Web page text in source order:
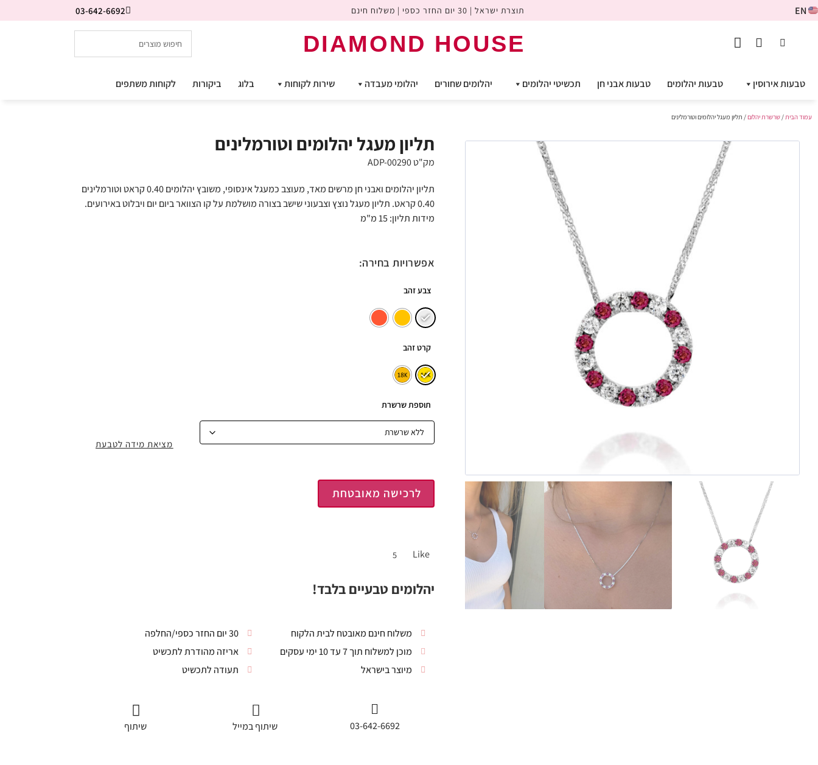
EN תוצרת ישראל | 30 יום החזר כספי | משלוח חינם 03-642-6692
DIAMOND HOUSE
טבעות אירוסין טבעות יהלומים טבעות אבני חן תכשיטי יהלומים יהלומים שחורים יהלומי מעבדה שירות לקוחות בלוג ביקורות לקוחות משתפים
עמוד הבית/שרשרת יהלום/ תליון מעגל יהלומים וטורמלינים
תליון מעגל יהלומים וטורמלינים
מק"ט ADP-00290
תליון יהלומים ואבני חן מרשים מאד, מעוצב כמעגל אינסופי, משובץ יהלומים 0.40 קראט וטורמלינים
0.40 קראט. תליון מעגל נוצץ וצבעוני שישב בצורה מושלמת על קו הצוואר ביום יום ויבלוט באירועים.
מידות תליון: 15 מ"מ
אפשרויות בחירה:
צבע זהב
קרט זהב
תוספת שרשרת
לרכישה מאובטחת
Like
5
מציאת מידה לטבעת
יהלומים טבעיים בלבד!
משלוח חינם מאובטח לבית הלקוח
מוכן למשלוח תוך 7 עד 10 ימי עסקים
מיוצר בישראל
30 יום החזר כספי/החלפה
אריזה מהודרת לתכשיט
תעודה לתכשיט
03-642-6692 שיתוף במייל שיתוף